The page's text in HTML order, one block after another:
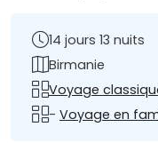
14 jours 13 nuits
Birmanie
Voyage
- Voyage en